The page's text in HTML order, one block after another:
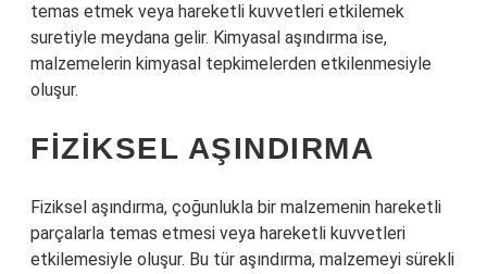
temas etmek veya hareketli kuvvetleri etkilemek
suretiyle meydana gelir. Kimyasal aşındırma ise,
malzemelerin kimyasal tepkimelerden etkilenmesiyle
oluşur.
FIZIKSEL AŞINDIRMA
Fiziksel aşındırma, çoğunlukla bir malzemenin hareketli
parçalarla temas etmesi veya hareketli kuvvetleri
etkilemesiyle oluşur. Bu tür aşındırma, malzemeyi sürekli